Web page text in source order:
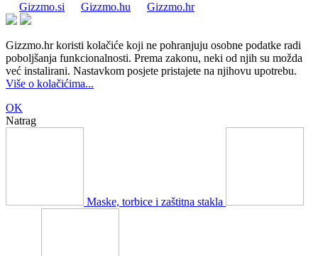
Gizzmo.si Gizzmo.hu Gizzmo.hr
Gizzmo.hr koristi kolačiće koji ne pohranjuju osobne podatke radi
poboljšanja funkcionalnosti. Prema zakonu, neki od njih su možda
već instalirani. Nastavkom posjete pristajete na njihovu upotrebu.
Više o kolačićima...
OK
Natrag
Maske, torbice i zaštitna stakla